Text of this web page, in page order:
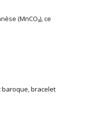
(MnCO₃), ce
baroque,bracelet